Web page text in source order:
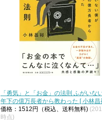
「勇気」と「お金」の法則 ふがいな
年下の億万長者から教わった [ 小林昌
価格：1512円（税込、送料無料)
時点)